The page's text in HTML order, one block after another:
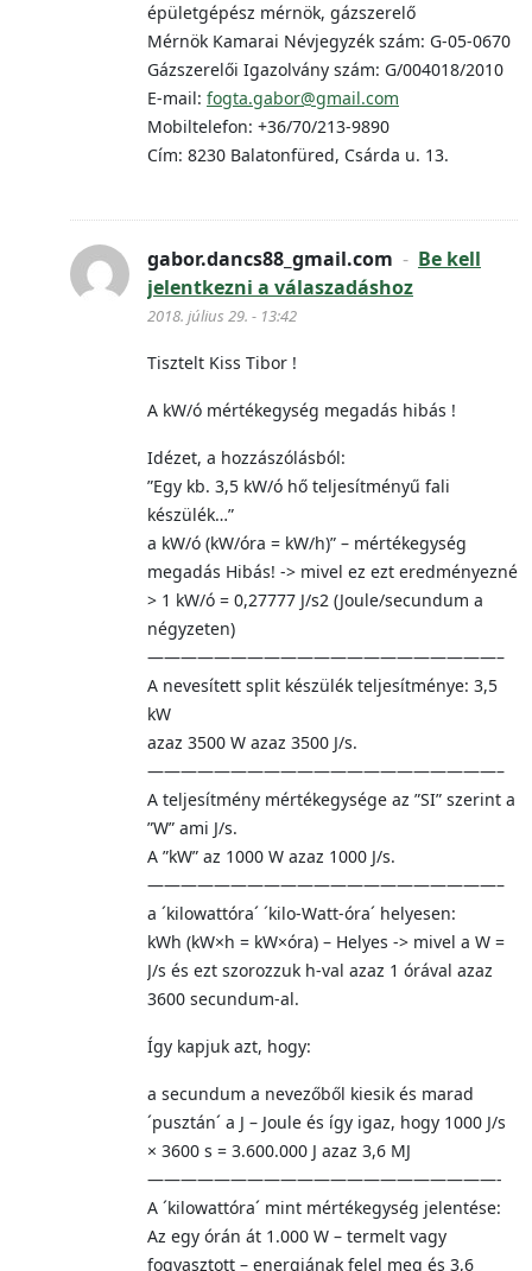
épületgépész mérnök, gázszerelő
Mérnök Kamarai Névjegyzék szám: G-05-0670
Gázszerelői Igazolvány szám: G/004018/2010
E-mail: fogta.gabor@gmail.com
Mobiltelefon: +36/70/213-9890
Cím: 8230 Balatonfüred, Csárda u. 13.
gabor.dancs88_gmail.com - Be kell
jelentkezni a válaszadáshoz
2018. július 29. - 13:42
Tisztelt Kiss Tibor !
A kW/ó mértékegység megadás hibás !
Idézet, a hozzászólásból:
”Egy kb. 3,5 kW/ó hő teljesítményű fali
készülék…”
a kW/ó (kW/óra = kW/h)” – mértékegység
megadás Hibás! -> mivel ez ezt eredményezné
> 1 kW/ó = 0,27777 J/s2 (Joule/secundum a
négyzeten)
—————————————————————–
A nevesített split készülék teljesítménye: 3,5
kW
azaz 3500 W azaz 3500 J/s.
—————————————————————–
A teljesítmény mértékegysége az ”SI” szerint a
”W” ami J/s.
A ”kW” az 1000 W azaz 1000 J/s.
—————————————————————–
a ´kilowattóra´ ´kilo-Watt-óra´ helyesen:
kWh (kW×h = kW×óra) – Helyes -> mivel a W =
J/s és ezt szorozzuk h-val azaz 1 órával azaz
3600 secundum-al.
Így kapjuk azt, hogy:
a secundum a nevezőből kiesik és marad
´pusztán´ a J – Joule és így igaz, hogy 1000 J/s
× 3600 s = 3.600.000 J azaz 3,6 MJ
—————————————————————-
A ´kilowattóra´ mint mértékegység jelentése:
Az egy órán át 1.000 W – termelt vagy
fogyasztott – energiának felel meg és 3,6